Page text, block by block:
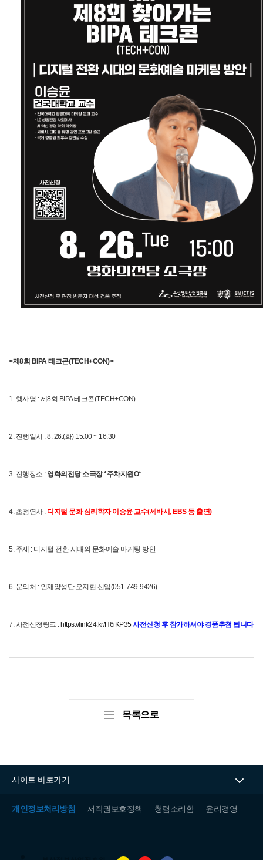
공지사항 사업공고
BIPA소식 보도자료 포토뉴스
추진사업 입주시설안내
<제8회 BIPA 테크콘(TECH+CON)>
1. 행사명 : 제8회 BIPA 테크콘(TECH+CON)
2. 진행일시 : 8. 26.(화) 15:00 ~ 16:30
3. 진행장소 : 영화의전당 소극장*주차지원O*
4. 초청연사 : 디지털 문화 심리학자 이승윤 교수(세바시, EBS 등 출연)
5. 주제 : 디지털 전환 시대의 문화예술 마케팅 방안
6. 문의처 : 인재양성단 오지현 선임(051-749-9426)
7. 사전신청링크 : https://link24.kr/H6iKP35사전신청 후 참가하셔야 경품추첨 됩니다
목록으로
개인정보처리방침 저작권보호정책 청렴소리함 윤리경영
사이트 바로가기